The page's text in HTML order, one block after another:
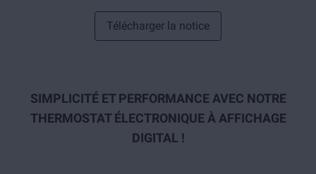
Télécharger la notice
SIMPLICITÉ ET PERFORMANCE AVEC NOTRE
THERMOSTAT ÉLECTRONIQUE À AFFICHAGE
DIGITAL !